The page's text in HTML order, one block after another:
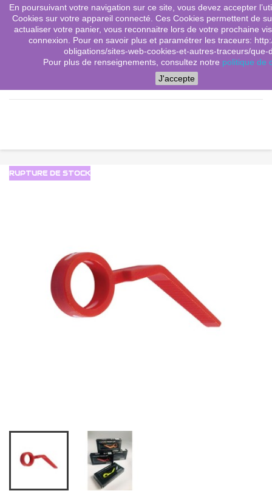
shopping_cart (0)

Menu
RUPTURE DE STOCK
En poursuivant votre navigation sur ce site, vous devez accepter
Cookies sur votre appareil connecté. Ces Cookies permettent de
actualiser votre panier, vous reconnaitre lors de votre prochaine
connexion. Pour en savoir plus et paramétrer les traceurs:
obligations/sites-web-cookies-et-autres-traceurs/que-
Pour plus de renseignements, consultez notre politique de
J'accepte